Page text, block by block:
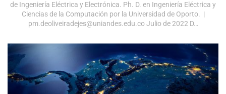
de Ingeniería Eléctrica y Electrónica. Ph. D. en Ingeniería Eléctrica y
Ciencias de la Computación por la Universidad de Oporto. |
pm.deoliveiradejes@uniandes.edu.coJulio de 2022 D…